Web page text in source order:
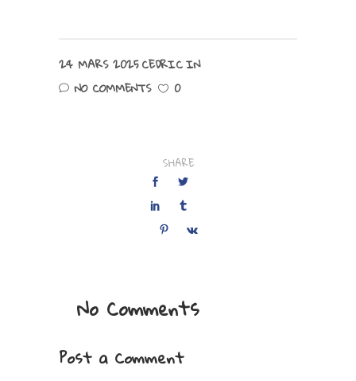
24 MARS 2025CEDRICIN
NO COMMENTS
0
SHARE
No Comments
Post a Comment